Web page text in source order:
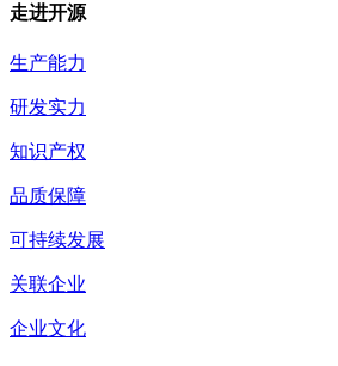
走进开源
生产能力
研发实力
知识产权
品质保障
可持续发展
关联企业
企业文化